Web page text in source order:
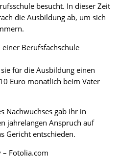
besucht. In dieser Zeit
die Ausbildung ab, um sich
Berufsfachschule
für die Ausbildung einen
Euro monatlich beim Vater
Nachwuchses gab ihr in
jahrelangen Anspruch auf
Gericht entschieden.
Fotolia.com